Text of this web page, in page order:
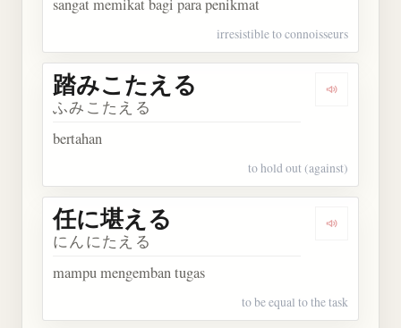
sangat memikat bagi para penikmat
irresistible to connoisseurs
Dengarkan
踏みこたえる
ふみこたえる
bertahan
to hold out (against)
Dengarkan
任に堪える
にんにたえる
mampu mengemban tugas
to be equal to the task